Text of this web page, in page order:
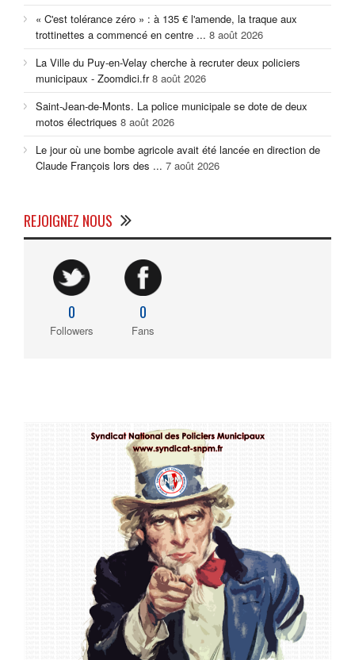
« C'est tolérance zéro » : à 135 € l'amende, la traque aux
trottinettes a commencé en centre ... 8 août 2026
La Ville du Puy-en-Velay cherche à recruter deux policiers
municipaux - Zoomdici.fr 8 août 2026
Saint-Jean-de-Monts. La police municipale se dote de deux
motos électriques 8 août 2026
Le jour où une bombe agricole avait été lancée en direction de
Claude François lors des ... 7 août 2026
REJOIGNEZ NOUS
0
Followers
0
Fans